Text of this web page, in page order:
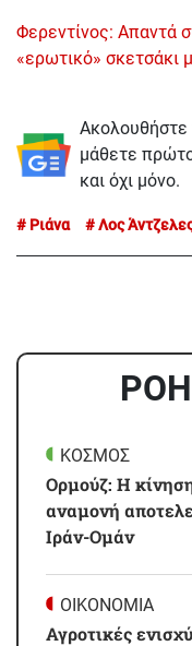
Φερεντίνος: Απαντά
«ερωτικό» σκετσάκι
Ακολουθήστε
μάθετε
και όχι μόνο.
Ριάνα Λος
ΚΟΣΜΟΣ
Ορμούζ: Η
αναμονή
Ιράν-Ομάν
ΟΙΚΟΝΟΜΙΑ
Αγροτικές